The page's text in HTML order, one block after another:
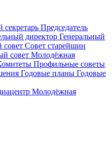
секретарь Председатель
директор Генеральный
совет Совет старейшин
совет Молодёжная
Профильные советы
Годовые планы Годовые
Молодёжная